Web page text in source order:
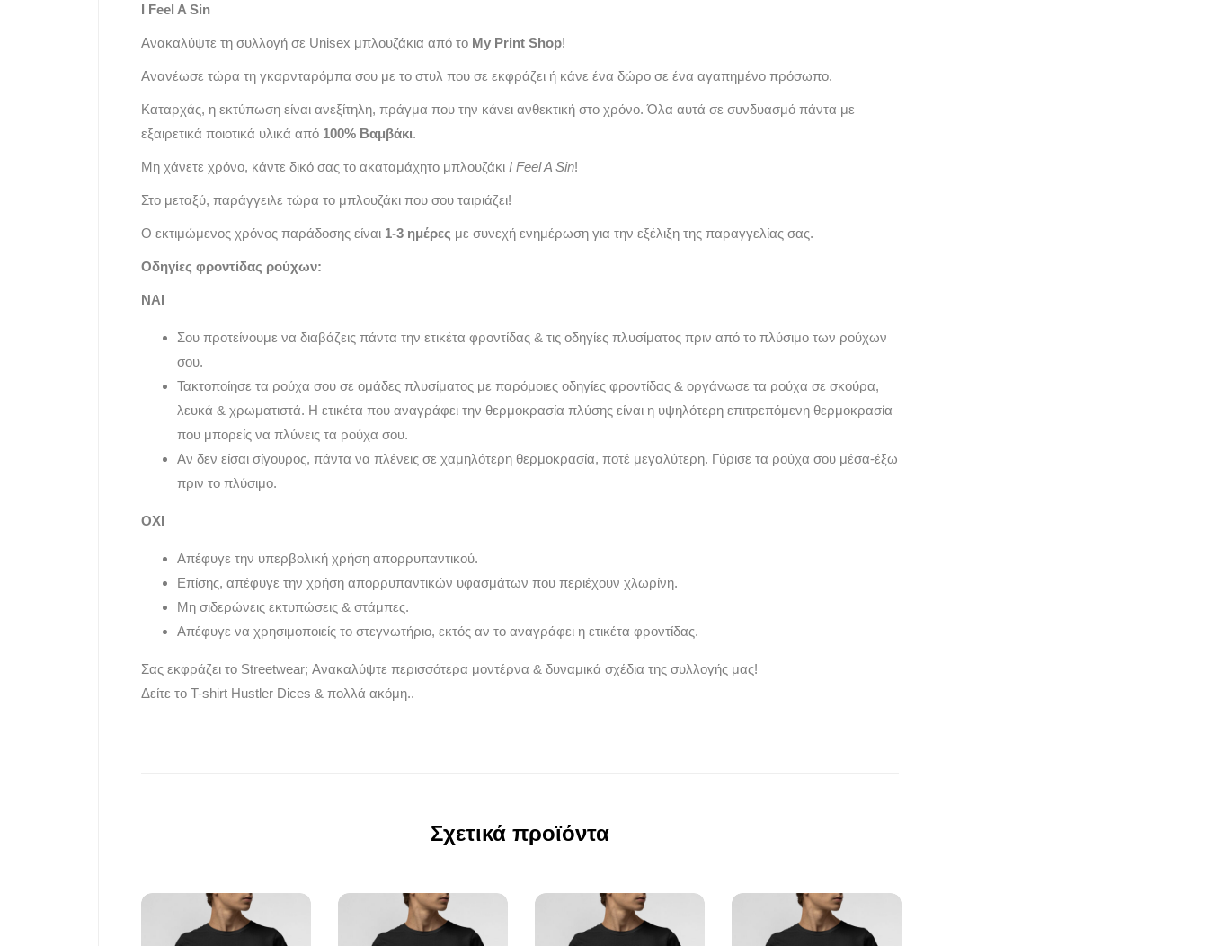
I Feel A Sin
Ανακαλύψτε τη συλλογή σε Unisex μπλουζάκια από το My Print Shop!
Ανανέωσε τώρα τη γκαρνταρόμπα σου με το στυλ που σε εκφράζει ή κάνε ένα δώρο σε ένα αγαπημένο πρόσωπο.
Καταρχάς, η εκτύπωση είναι ανεξίτηλη, πράγμα που την κάνει ανθεκτική στο χρόνο. Όλα αυτά σε συνδυασμό πάντα με
εξαιρετικά ποιοτικά υλικά από 100% Βαμβάκι.
Μη χάνετε χρόνο, κάντε δικό σας το ακαταμάχητο μπλουζάκι I Feel A Sin!
Στο μεταξύ, παράγγειλε τώρα το μπλουζάκι που σου ταιριάζει!
Ο εκτιμώμενος χρόνος παράδοσης είναι 1-3 ημέρες με συνεχή ενημέρωση για την εξέλιξη της παραγγελίας σας.
Οδηγίες φροντίδας ρούχων:
ΝΑΙ
Σου προτείνουμε να διαβάζεις πάντα την ετικέτα φροντίδας & τις οδηγίες πλυσίματος πριν από το πλύσιμο των ρούχων
σου.
Τακτοποίησε τα ρούχα σου σε ομάδες πλυσίματος με παρόμοιες οδηγίες φροντίδας & οργάνωσε τα ρούχα σε σκούρα,
λευκά & χρωματιστά. Η ετικέτα που αναγράφει την θερμοκρασία πλύσης είναι η υψηλότερη επιτρεπόμενη θερμοκρασία
που μπορείς να πλύνεις τα ρούχα σου.
Αν δεν είσαι σίγουρος, πάντα να πλένεις σε χαμηλότερη θερμοκρασία, ποτέ μεγαλύτερη. Γύρισε τα ρούχα σου μέσα-έξω
πριν το πλύσιμο.
ΟΧΙ
Απέφυγε την υπερβολική χρήση απορρυπαντικού.
Επίσης, απέφυγε την χρήση απορρυπαντικών υφασμάτων που περιέχουν χλωρίνη.
Μη σιδερώνεις εκτυπώσεις & στάμπες.
Απέφυγε να χρησιμοποιείς το στεγνωτήριο, εκτός αν το αναγράφει η ετικέτα φροντίδας.
Σας εκφράζει το Streetwear; Ανακαλύψτε περισσότερα μοντέρνα & δυναμικά σχέδια της συλλογής μας!
Δείτε το T-shirt Hustler Dices & πολλά ακόμη..
Σχετικά προϊόντα